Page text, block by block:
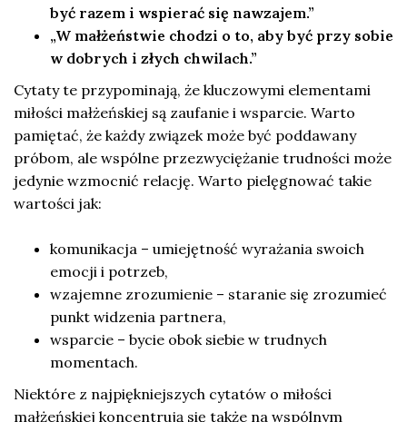
być razem i wspierać się nawzajem.”
„W małżeństwie chodzi o to, aby być przy sobie
w dobrych i złych chwilach.”
Cytaty te przypominają, że kluczowymi elementami
miłości małżeńskiej są zaufanie i wsparcie. Warto
pamiętać, że każdy związek może być poddawany
próbom, ale wspólne przezwyciężanie trudności może
jedynie wzmocnić relację. Warto pielęgnować takie
wartości jak:
komunikacja – umiejętność wyrażania swoich
emocji i potrzeb,
wzajemne zrozumienie – staranie się zrozumieć
punkt widzenia partnera,
wsparcie – bycie obok siebie w trudnych
momentach.
Niektóre z najpiękniejszych cytatów o miłości
małżeńskiej koncentrują się także na wspólnym